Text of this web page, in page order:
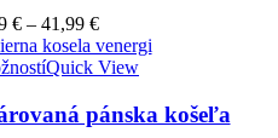
€ – 41,99 €
Quick View
pánska košeľa